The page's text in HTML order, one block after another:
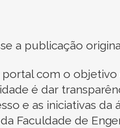
a publicação
portal com o
é dar
e as iniciativas da
Faculdade de